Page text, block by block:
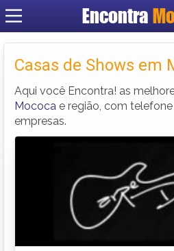
Encontra
Criar
Casas de Shows em
Aqui você Encontra! as
Mococa e região, com
empresas.